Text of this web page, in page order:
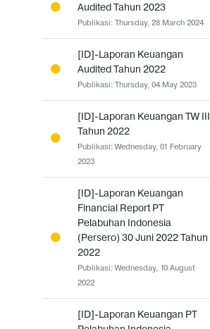
Audited Tahun 2023
Publikasi: Thursday, 28 March 2024
[ID]-Laporan Keuangan
Audited Tahun 2022
Publikasi: Thursday, 04 May 2023
[ID]-Laporan Keuangan TW III
Tahun 2022
Publikasi: Wednesday, 01 February
2023
[ID]-Laporan Keuangan
Financial Report PT
Pelabuhan Indonesia
(Persero) 30 Juni 2022 Tahun
2022
Publikasi: Wednesday, 10 August
2022
[ID]-Laporan Keuangan PT